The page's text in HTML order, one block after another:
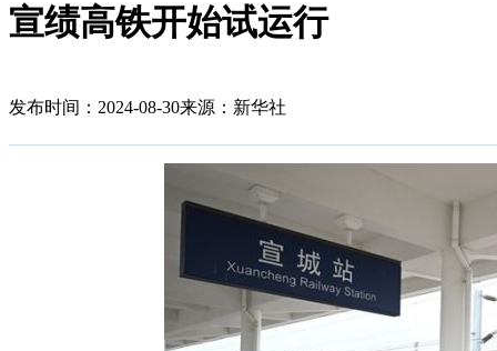
宣绩高铁开始试运行
发布时间：2024-08-30来源：新华社